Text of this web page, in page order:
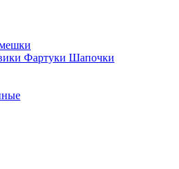
Фартуки Шапочки